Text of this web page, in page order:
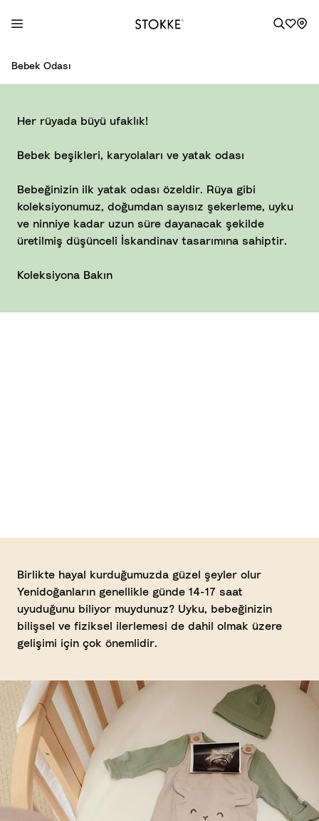
Bebek Odası
Her rüyada büyü ufaklık!
Bebek beşikleri, karyolaları ve yatak odası
Bebeğinizin ilk yatak odası özeldir. Rüya gibi
koleksiyonumuz, doğumdan sayısız şekerleme, uyku
ve ninniye kadar uzun süre dayanacak şekilde
üretilmiş düşünceli İskandinav tasarımına sahiptir.
Koleksiyona Bakın
Değiştirme
Birimi
Birlikte hayal kurduğumuzda güzel şeyler olur
Yenidoğanların genellikle günde 14-17 saat
uyuduğunu biliyor muydunuz? Uyku, bebeğinizin
bilişsel ve fiziksel ilerlemesi de dahil olmak üzere
gelişimi için çok önemlidir.